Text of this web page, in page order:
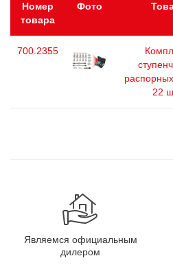
Номер
товара
Фото
700.2355
распорных
22
Являемся официальным
дилером